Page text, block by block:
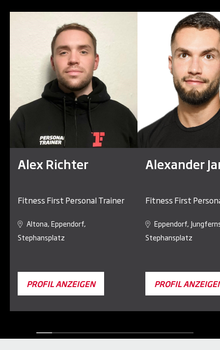
Alex Richter
Fitness First Personal Trainer
Altona, Eppendorf,
Stephansplatz
PROFIL ANZEIGEN
Alexander
Fitness First
Eppendorf,
Stephansplatz
PROFIL